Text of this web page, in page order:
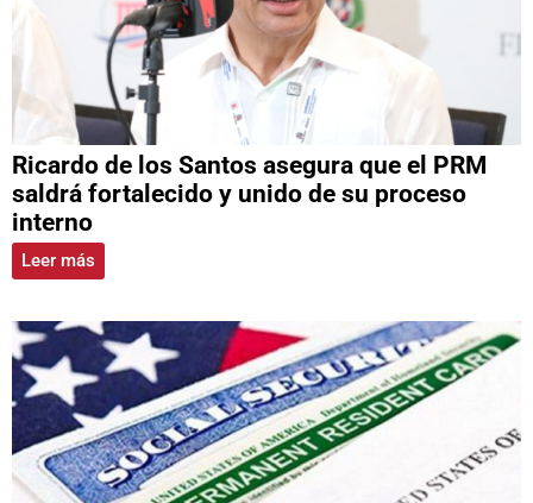
Ricardo de los Santos asegura que el PRM
saldrá fortalecido y unido de su proceso
interno
Leer más